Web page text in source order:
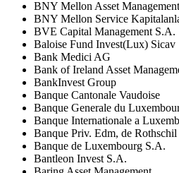
BNY Mellon Asset Management
BNY Mellon Service
BVE Capital Management S.A.
Baloise Fund Invest(Lux) Sicav
Bank Medici AG
Bank of Ireland Asset
BankInvest Group
Banque Cantonale Vaudoise
Banque Generale du
Banque Internationale a Luxemb
Banque Priv. Edm, de Rothschil
Banque de Luxembourg S.A.
Bantleon Invest S.A.